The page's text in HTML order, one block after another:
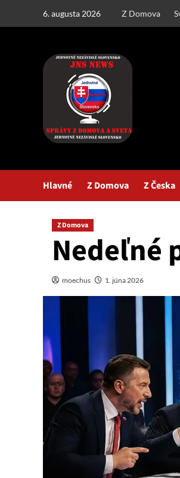
6. augusta 2026 Z Domova
Hlavné Z Domova Z Česka
Z Domova
Nedeľné
moechus 1. júna 2026